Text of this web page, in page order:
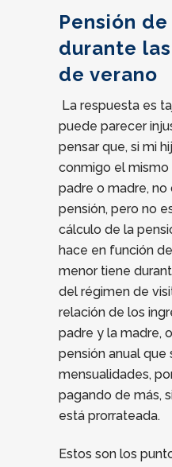
Pensión
durante
de verano
La respuesta es
puede parecer
pensar que, si mi
conmigo el
padre o madre, no
pensión, pero no
cálculo de la
hace en función
menor tiene
del régimen de
relación de los
padre y la madre,
pensión anual que
mensualidades,
pagando de más,
está prorrateada.
Estos son los